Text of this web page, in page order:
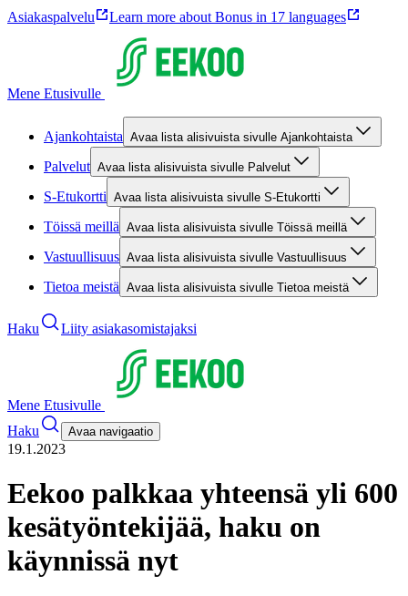
Asiakaspalvelu Learn more about Bonus in 17 languages
Mene Etusivulle
Ajankohtaista Avaa lista alisivuista sivulle Ajankohtaista
Palvelut Avaa lista alisivuista sivulle Palvelut
S-Etukortti Avaa lista alisivuista sivulle S-Etukortti
Töissä meillä Avaa lista alisivuista sivulle Töissä meillä
Vastuullisuus Avaa lista alisivuista sivulle Vastuullisuus
Tietoa meistä Avaa lista alisivuista sivulle Tietoa meistä
Haku Liity asiakasomistajaksi
Mene Etusivulle
Haku
Avaa navigaatio
19.1.2023
Eekoo palkkaa yhteensä yli 600
kesätyöntekijää, haku on
käynnissä nyt